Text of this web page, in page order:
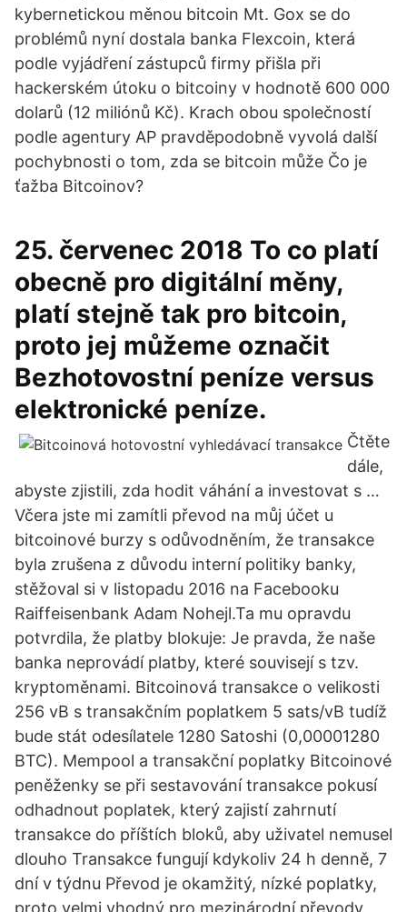
kybernetickou měnou bitcoin Mt. Gox se do
problémů nyní dostala banka Flexcoin, která
podle vyjádření zástupců firmy přišla při
hackerském útoku o bitcoiny v hodnotě 600 000
dolarů (12 miliónů Kč). Krach obou společností
podle agentury AP pravděpodobně vyvolá další
pochybnosti o tom, zda se bitcoin může Čo je
ťažba Bitcoinov?
25. červenec 2018 To co platí
obecně pro digitální měny,
platí stejně tak pro bitcoin,
proto jej můžeme označit
Bezhotovostní peníze versus
elektronické peníze.
Čtěte
dále,
abyste zjistili, zda hodit váhání a investovat s …
Včera jste mi zamítli převod na můj účet u
bitcoinové burzy s odůvodněním, že transakce
byla zrušena z důvodu interní politiky banky,
stěžoval si v listopadu 2016 na Facebooku
Raiffeisenbank Adam Nohejl.Ta mu opravdu
potvrdila, že platby blokuje: Je pravda, že naše
banka neprovádí platby, které souvisejí s tzv.
kryptoměnami. Bitcoinová transakce o velikosti
256 vB s transakčním poplatkem 5 sats/vB tudíž
bude stát odesílatele 1280 Satoshi (0,00001280
BTC). Mempool a transakční poplatky Bitcoinové
peněženky se při sestavování transakce pokusí
odhadnout poplatek, který zajistí zahrnutí
transakce do příštích bloků, aby uživatel nemusel
dlouho Transakce fungují kdykoliv 24 h denně, 7
dní v týdnu Převod je okamžitý, nízké poplatky,
proto velmi vhodný pro mezinárodní převody